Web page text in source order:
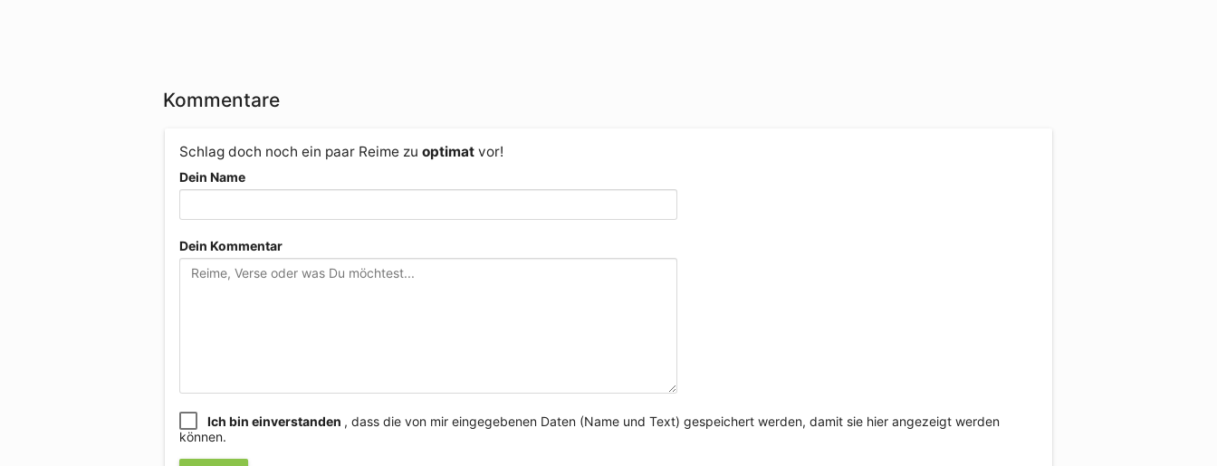
Kommentare
Schlag doch noch ein paar Reime zu optimat vor!
Dein Name
Dein Kommentar
Ich bin einverstanden , dass die von mir eingegebenen Daten (Name und Text) gespeichert werden, damit sie hier angezeigt werden
können.